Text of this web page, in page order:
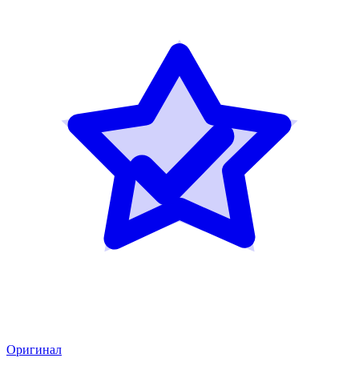
Оригинал